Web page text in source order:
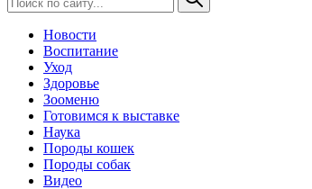
Новости
Воспитание
Уход
Здоровье
Зооменю
Готовимся к выставке
Наука
Породы кошек
Породы собак
Видео